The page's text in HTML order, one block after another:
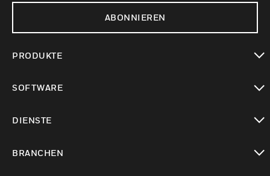
ABONNIEREN
PRODUKTE
SOFTWARE
DIENSTE
BRANCHEN